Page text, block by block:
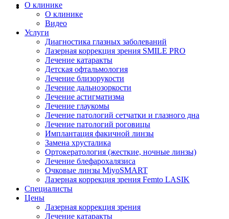
О клинике
О клинике
Видео
Услуги
Диагностика глазных заболеваний
Лазерная коррекция зрения SMILE PRO
Лечение катаракты
Детская офтальмология
Лечение близорукости
Лечение дальнозоркости
Лечение астигматизма
Лечение глаукомы
Лечение патологий сетчатки и глазного дна
Лечение патологий роговицы
Имплантация факичной линзы
Замена хрусталика
Ортокератология (жесткие, ночные линзы)
Лечение блефарохалязиса
Очковые линзы MiyoSMART
Лазерная коррекция зрения Femto LASIK
Специалисты
Цены
Лазерная коррекция зрения
Лечение катаракты